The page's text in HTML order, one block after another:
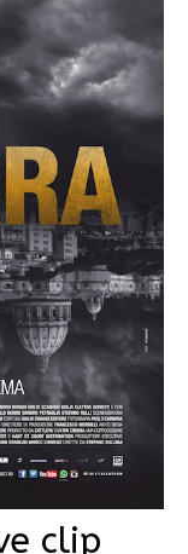
clip